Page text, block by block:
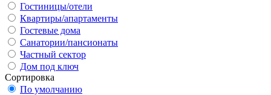
Гостиницы/отели
Квартиры/апартаменты
Гостевые дома
Санатории/пансионаты
Частный сектор
Дом под ключ
Сортировка
По умолчанию